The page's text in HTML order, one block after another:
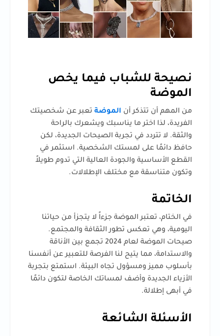
نصيحة للشباب فيما يخص
الموضة
من المهم أن تتذكر أن الموضة تعبر عن شخصيتك
الفريدة، لذا اختر ما يناسبك ويشعرك بالراحة
والثقة. لا تتردد في تجربة الصيحات الجديدة، لكن
حافظ دائمًا على لمستك الشخصية. استثمر في
القطع الأساسية والجودة العالية التي تدوم طويلاً
وتكون متناسقة مع مختلف الإطلالات.
الخاتمة
في الختام، تعتبر الموضة جزءاً لا يتجزأ من حياتنا
اليومية، وهي تعكس تطور الثقافة والمجتمع.
صيحات الموضة لعام 2024 تجمع بين الأناقة
والاستدامة، مما يتيح لنا الفرصة للتعبير عن أنفسنا
بأسلوب مميز ومسؤول تجاه البيئة. استمتع بتجربة
الأزياء الجديدة وأضف لمساتك الخاصة لتكون دائمًا
في أبهى إطلالة.
الأسئلة الشائعة